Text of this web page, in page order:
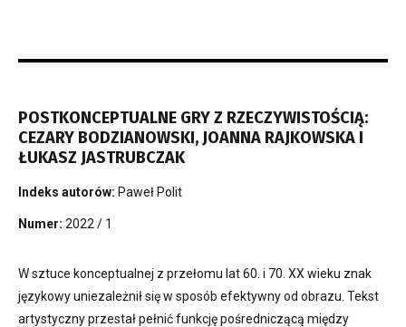
POSTKONCEPTUALNE GRY Z RZECZYWISTOŚCIĄ:
CEZARY BODZIANOWSKI, JOANNA RAJKOWSKA I
ŁUKASZ JASTRUBCZAK
Indeks autorów: Paweł Polit
Numer: 2022 / 1
W sztuce konceptualnej z przełomu lat 60. i 70. XX wieku znak
językowy uniezależnił się w sposób efektywny od obrazu. Tekst
artystyczny przestał pełnić funkcję pośredniczącą między